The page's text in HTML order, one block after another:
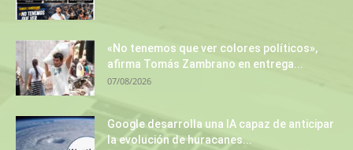
«No tenemos que ver colores políticos»,
afirma Tomás Zambrano en entrega...
07/08/2026
Google desarrolla una IA capaz de anticipar
la evolución de huracanes...